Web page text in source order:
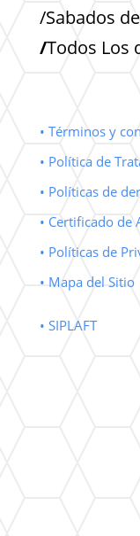
/Sabados
/Todos Los
• Términos y
• Política de
• Políticas de
• Certificado de
• Políticas de
• Mapa del Sitio
• SIPLAFT